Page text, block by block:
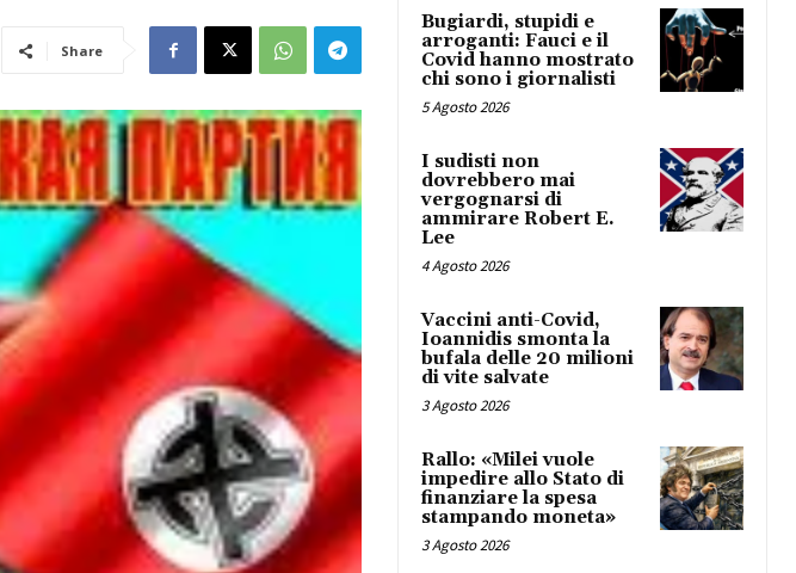
Share
Bugiardi, stupidi e
arroganti: Fauci e il
Covid hanno mostrato
chi sono i giornalisti
5 Agosto 2026
I sudisti non
dovrebbero mai
vergognarsi di
ammirare Robert E.
Lee
4 Agosto 2026
Vaccini anti-Covid,
Ioannidis smonta la
bufala delle 20 milioni
di vite salvate
3 Agosto 2026
Rallo: «Milei vuole
impedire allo Stato di
finanziare la spesa
stampando moneta»
3 Agosto 2026